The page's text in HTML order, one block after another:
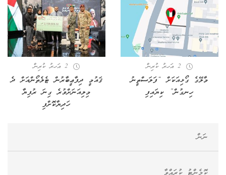
2 އަހރު ކުރިން
މާލޭގެ ގޯޅިއަކަށް “ފަލަސްތީނު
ހިނގުން” ކިޔައިފި
2 އަހރު ކުރިން
ޤައުމީ ދިފާޢީބާރުން ޓެލެތޯންއަށް ދެ
މިލިއަނަށްވުރެ ގިނަ ރުފިޔާ
ހަދިޔާކޮށްފި